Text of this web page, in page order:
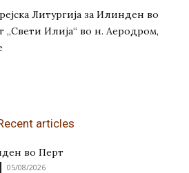
Литургија за Илинден во
„Свети Илија“ во н. Аеродром,
articles
во Перт
05/08/2026